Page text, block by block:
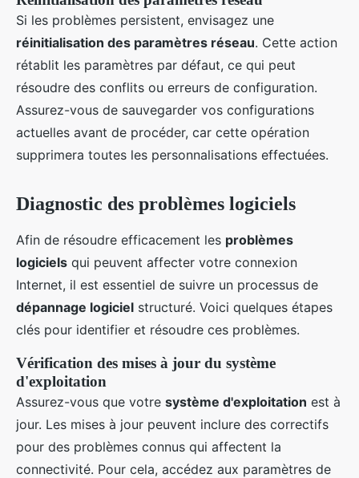
Si les problèmes persistent, envisagez une
réinitialisation des paramètres réseau. Cette action
rétablit les paramètres par défaut, ce qui peut
résoudre des conflits ou erreurs de configuration.
Assurez-vous de sauvegarder vos configurations
actuelles avant de procéder, car cette opération
supprimera toutes les personnalisations effectuées.
Diagnostic des problèmes logiciels
Afin de résoudre efficacement les problèmes
logiciels qui peuvent affecter votre connexion
Internet, il est essentiel de suivre un processus de
dépannage logiciel structuré. Voici quelques étapes
clés pour identifier et résoudre ces problèmes.
Vérification des mises à jour du système
d'exploitation
Assurez-vous que votre système d'exploitation est à
jour. Les mises à jour peuvent inclure des correctifs
pour des problèmes connus qui affectent la
connectivité. Pour cela, accédez aux paramètres de